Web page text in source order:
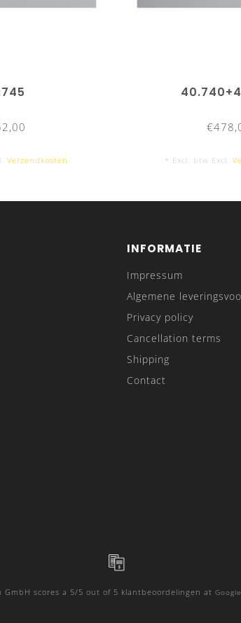
Verzendkosten * Excl. btw Excl.
INFORMATIE
Impressum
Algemene
Privacy policy
Cancellation terms
Shipping
Contact
GmbH scores a 5/5 out of 5 klantbeoordelingen at